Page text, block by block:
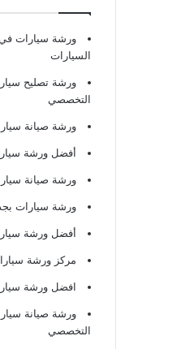
ورشة سيارات
السيارات
ورشة تصليح
التخصصي
ورشة صيانة
أفضل ورشة
ورشة صيانة
ورشة سيارات
أفضل ورشة
مركز ورشة
افضل ورشة
ورشة صيانة
التخصصي